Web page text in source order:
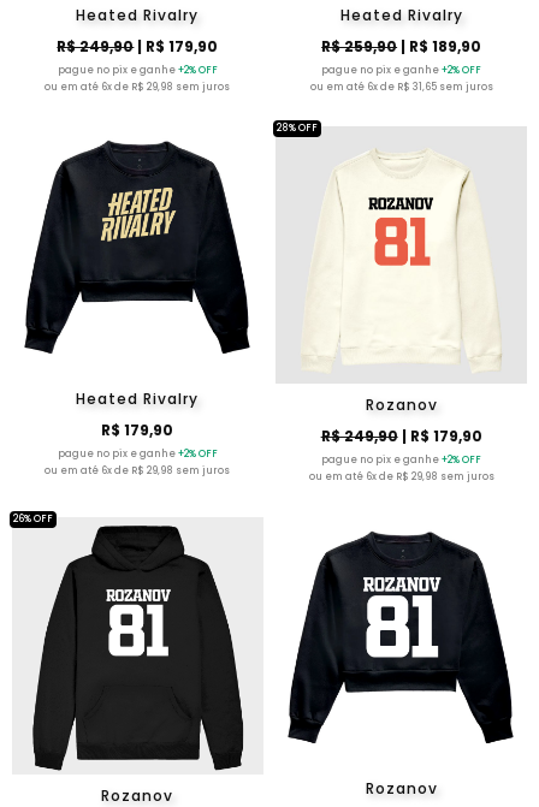
Heated Rivalry
R$ 249,90| R$ 179,90
pague no pix e ganhe+2% OFF
ou em até 6x de R$ 29,98 sem juros
Heated Rivalry
R$ 259,90| R$ 189,90
pague no pix e ganhe+2% OFF
ou em até 6x de R$ 31,65 sem juros
Heated Rivalry
R$ 179,90
pague no pix e ganhe+2% OFF
ou em até 6x de R$ 29,98 sem juros
Rozanov
R$ 249,90| R$ 179,90
pague no pix e ganhe+2% OFF
ou em até 6x de R$ 29,98 sem juros
28% OFF
Rozanov
26% OFF
Rozanov